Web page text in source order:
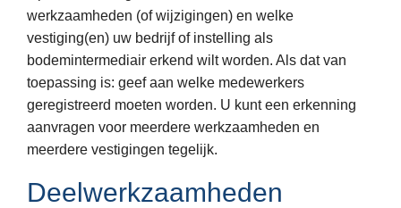
werkzaamheden (of wijzigingen) en welke
vestiging(en) uw bedrijf of instelling als
bodemintermediair erkend wilt worden. Als dat van
toepassing is: geef aan welke medewerkers
geregistreerd moeten worden. U kunt een erkenning
aanvragen voor meerdere werkzaamheden en
meerdere vestigingen tegelijk.
Deelwerkzaamheden